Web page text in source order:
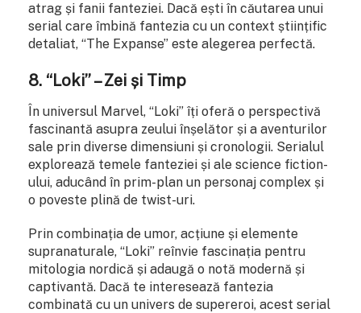
atrag și fanii fanteziei. Dacă ești în căutarea unui
serial care îmbină fantezia cu un context științific
detaliat, “The Expanse” este alegerea perfectă.
8. “Loki” – Zei și Timp
În universul Marvel, “Loki” îți oferă o perspectivă
fascinantă asupra zeului înșelător și a aventurilor
sale prin diverse dimensiuni și cronologii. Serialul
explorează temele fanteziei și ale science fiction-
ului, aducând în prim-plan un personaj complex și
o poveste plină de twist-uri.
Prin combinația de umor, acțiune și elemente
supranaturale, “Loki” reînvie fascinația pentru
mitologia nordică și adaugă o notă modernă și
captivantă. Dacă te interesează fantezia
combinată cu un univers de supereroi, acest serial